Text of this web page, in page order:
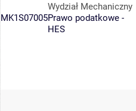
MK1S07005
Wydział Mechaniczny
Prawo podatkowe -
HES